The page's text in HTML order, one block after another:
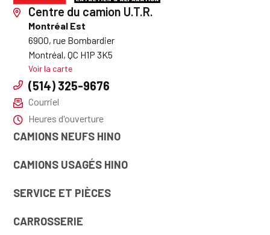
Centre du camion U.T.R.
Montréal Est
6900, rue Bombardier
Montréal, QC H1P 3K5
Voir la carte
(514) 325-9676
Courriel
Heures d'ouverture
CAMIONS NEUFS HINO
CAMIONS USAGÉS HINO
SERVICE ET PIÈCES
CARROSSERIE